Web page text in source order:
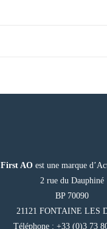
First AO est une marque
2 rue du Dauphiné
BP 70090
21121 FONTAINE LES
Téléphone : +33 (0)3 73